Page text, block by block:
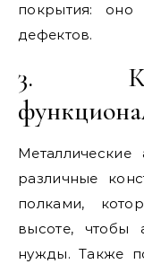
покрытия:
дефектов.
3.
различные
полками,
высоте, чтобы
нужды. Также